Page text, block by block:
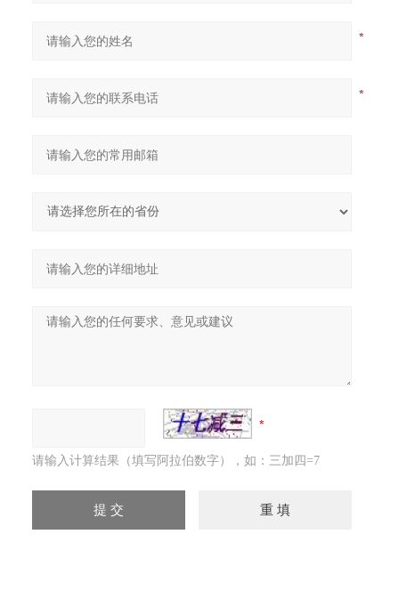
请输入计算结果（填写阿拉伯数字），如：三加四=7